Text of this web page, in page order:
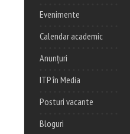
Evenimente
Calendar academic
Anunțuri
ITP în Media
Posturi vacante
Bloguri